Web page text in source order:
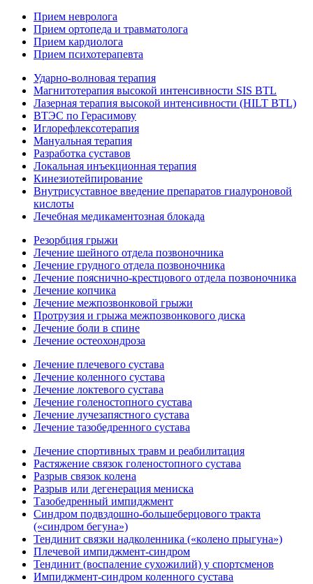
Прием невролога
Прием ортопеда и травматолога
Прием кардиолога
Прием психотерапевта
Ударно-волновая терапия
Магнитотерапия высокой интенсивности SIS BTL
Лазерная терапия высокой интенсивности (HILT BTL)
ВТЭС по Герасимову
Иглорефлексотерапия
Мануальная терапия
Разработка суставов
Локальная инъекционная терапия
Кинезиотейпирование
Внутрисуставное введение препаратов гиалуроновой
кислоты
Лечебная медикаментозная блокада
Резорбция грыжи
Лечение шейного отдела позвоночника
Лечение грудного отдела позвоночника
Лечение пояснично-крестцового отдела позвоночника
Лечение копчика
Лечение межпозвонковой грыжи
Протрузия и грыжа межпозвонкового диска
Лечение боли в спине
Лечение остеохондроза
Лечение плечевого сустава
Лечение коленного сустава
Лечение локтевого сустава
Лечение голеностопного сустава
Лечение лучезапястного сустава
Лечение тазобедренного сустава
Лечение спортивных травм и реабилитация
Растяжение связок голеностопного сустава
Разрыв связок колена
Разрыв или дегенерация мениска
Тазобедренный импиджмент
Синдром подвздошно-большеберцового тракта
(«синдром бегуна»)
Тендинит связки надколенника («колено прыгуна»)
Плечевой импиджмент-синдром
Тендинит (воспаление сухожилий) у спортсменов
Импиджмент-синдром коленного сустава